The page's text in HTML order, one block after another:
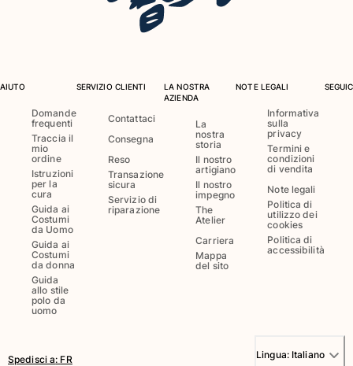
AIUTO
Domande
frequenti
Traccia il
mio
ordine
Istruzioni
per la
cura
Guida ai
Costumi
da Uomo
Guida ai
Costumi
da donna
Guida
allo stile
polo da
uomo
SERVIZIO CLIENTI
Contattaci
Consegna
Reso
Transazione
sicura
Servizio di
riparazione
LA NOSTRA
AZIENDA
La
nostra
storia
Il nostro
artigiano
Il nostro
impegno
The
Atelier
Carriera
Mappa
del sito
NOTE LEGALI
Informativa
sulla
privacy
Termini e
condizioni
di vendita
Note legali
Politica di
utilizzo dei
cookies
Politica di
accessibilità
Spedisci a: FR Lingua: Italiano